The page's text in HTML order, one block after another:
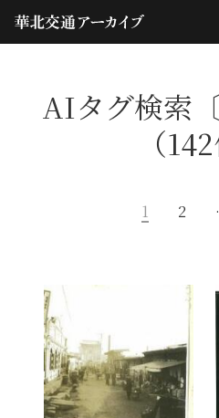
AIタグ検索
（
1 2